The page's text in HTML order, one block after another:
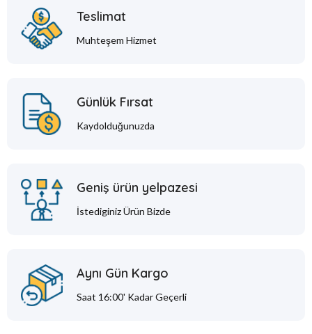
Teslimat
Muhteşem Hizmet
Günlük Fırsat
Kaydolduğunuzda
Geniş ürün yelpazesi
İstediginiz Ürün Bizde
Aynı Gün Kargo
Saat 16:00' Kadar Geçerli